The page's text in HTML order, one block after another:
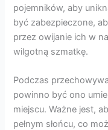
pojemników, aby
być zabezpieczone,
przez owijanie ich w
wilgotną szmatkę.
Podczas
powinno być ono
miejscu. Ważne jest,
pełnym słońcu, co